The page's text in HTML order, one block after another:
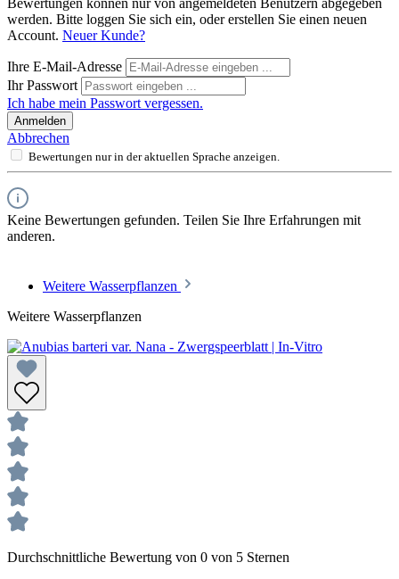
Bewertungen können nur von angemeldeten Benutzern abgegeben
werden. Bitte loggen Sie sich ein, oder erstellen Sie einen neuen
Account. Neuer Kunde?
Ihre E-Mail-Adresse
Ihr Passwort
Ich habe mein Passwort vergessen.
Anmelden
Abbrechen
Bewertungen nur in der aktuellen Sprache anzeigen.
Keine Bewertungen gefunden. Teilen Sie Ihre Erfahrungen mit
anderen.
Weitere Wasserpflanzen
Weitere Wasserpflanzen
Durchschnittliche Bewertung von 0 von 5 Sternen